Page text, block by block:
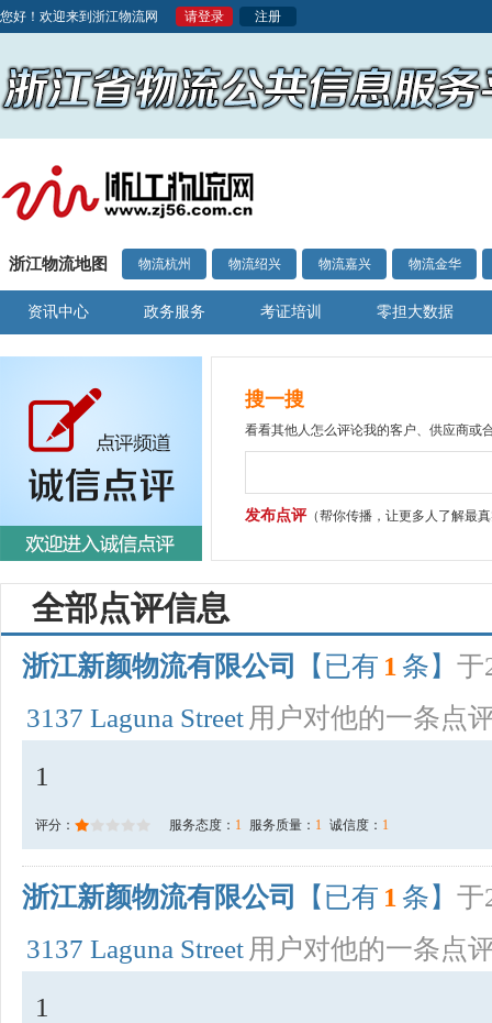
您好！欢迎来到浙江物流网 请登录 注册
浙江物流地图 物流杭州 物流绍兴 物流嘉兴 物流金华
资讯中心 政务服务 考证培训 零担大数据
搜一搜
看看其他人怎么评论我的客户、供应商或
发布点评（帮你传播，让更多人了解最
全部点评信息
浙江新颜物流有限公司 【已有 1 条】 于
3137 Laguna Street 用户对他的一条点
1
评分： 服务态度： 1 服务质量： 1 诚信度： 1
浙江新颜物流有限公司 【已有 1 条】 于
3137 Laguna Street 用户对他的一条点
1